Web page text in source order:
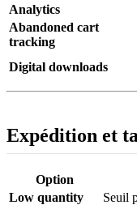
Analytics
Abandoned cart
tracking
Digital downloads
Expédition et
Option
Low quantity
Seuil